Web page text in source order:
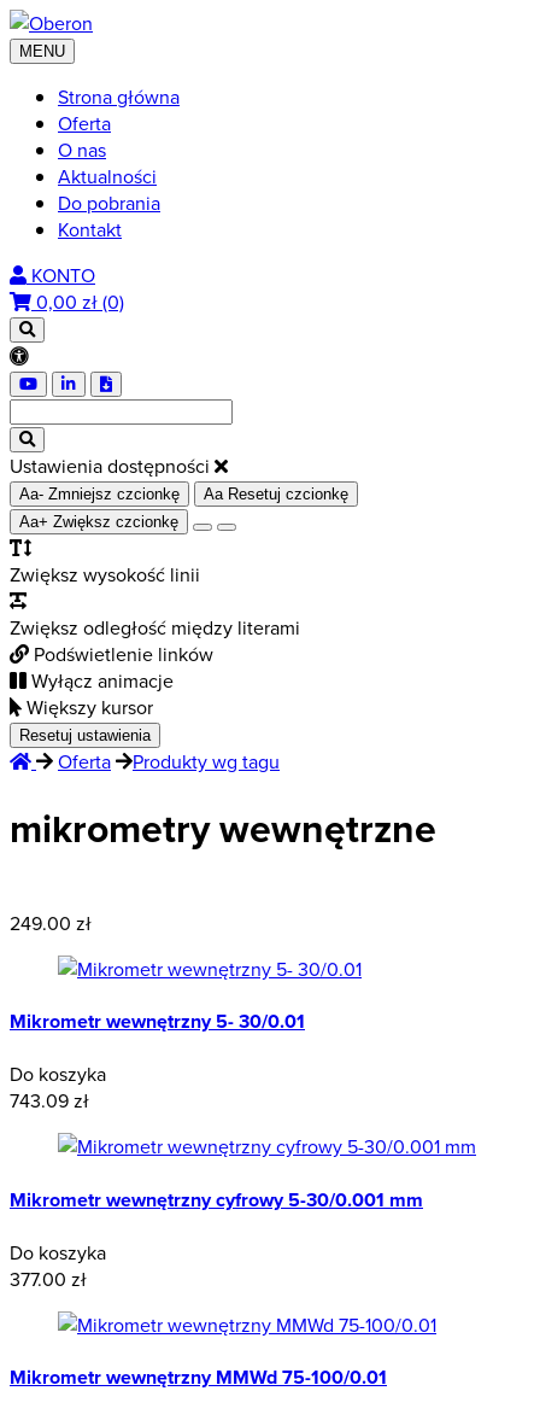
MENU
Strona główna
Oferta
O nas
Aktualności
Do pobrania
Kontakt
KONTO
0,00 zł (0)
Ustawienia dostępności
Aa- Zmniejsz czcionkę Aa Resetuj czcionkę
Aa+ Zwiększ czcionkę
Zwiększ wysokość linii
Zwiększ odległość między literami
Podświetlenie linków
Wyłącz animacje
Większy kursor
Resetuj ustawienia
Oferta Produkty wg tagu
mikrometry wewnętrzne
249.00 zł
Mikrometr wewnętrzny 5- 30/0.01
Do koszyka
743.09 zł
Mikrometr wewnętrzny cyfrowy 5-30/0.001 mm
Do koszyka
377.00 zł
Mikrometr wewnętrzny MMWd 75-100/0.01